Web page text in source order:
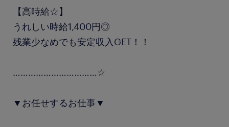
【高時給☆】
うれしい時給1,400円◎
残業少なめでも安定収入GET！！
……………………………☆
▼お任せするお仕事▼